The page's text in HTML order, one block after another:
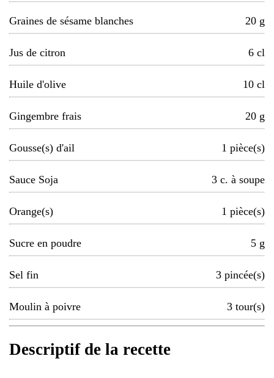
Graines de sésame blanches 20 g
Jus de citron 6 cl
Huile d'olive 10 cl
Gingembre frais 20 g
Gousse(s) d'ail 1 pièce(s)
Sauce Soja 3 c. à soupe
Orange(s) 1 pièce(s)
Sucre en poudre 5 g
Sel fin 3 pincée(s)
Moulin à poivre 3 tour(s)
Descriptif de la recette